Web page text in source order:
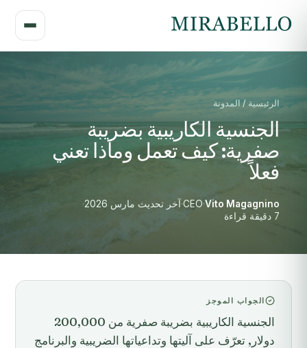
الرئيسية / المدونة
الجنسية الكاريبية بضريبة
صفرية: كيف تعمل وماذا تعني
فعلاً
Vito Magagnino
·
CEO
·آخر تحديث مارس 2026
·
7 دقيقة قراءة
الجواب الموجز
الجنسية الكاريبية بضريبة صفرية من 200,000
دولار, تعرّف على آليتها وتداعياتها الضريبية والبرنامج